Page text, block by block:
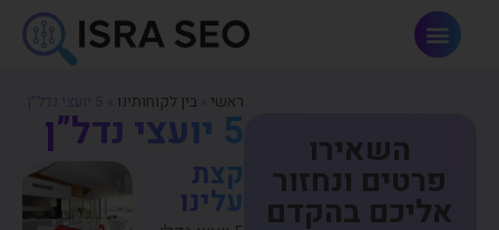
השאירו
פרטים ונחזור
אליכם בהקדם
ראשי» בין לקוחותינו»
5 יועצי נדל”ן
קצת
עלינו